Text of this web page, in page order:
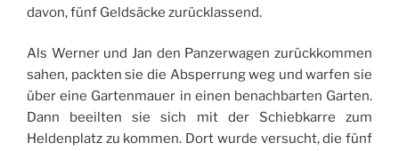
davon, fünf Geldsäcke zurücklassend.
Als Werner und Jan den Panzerwagen zurückkommen
sahen, packten sie die Absperrung weg und warfen sie
über eine Gartenmauer in einen benachbarten Garten.
Dann beeilten sie sich mit der Schiebkarre zum
Heldenplatz zu kommen. Dort wurde versucht, die fünf